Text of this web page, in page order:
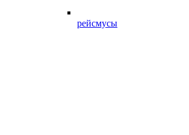
рейсмусы